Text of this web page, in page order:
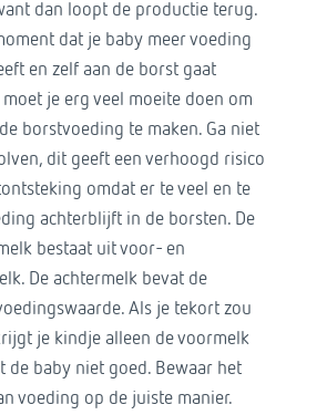
dan loopt de productie terug.
dat je baby meer voeding
en zelf aan de borst gaat
je erg veel moeite doen om
borstvoeding te maken. Ga niet
dit geeft een verhoogd risico
omdat er te veel en te
achterblijft in de borsten. De
bestaat uit voor- en
De achtermelk bevat de
Als je tekort zou
je kindje alleen de voormelk
de baby niet goed. Bewaar het
voeding op de juiste manier.